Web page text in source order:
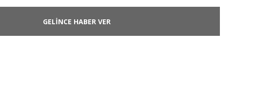
GELİNCE HABER VER